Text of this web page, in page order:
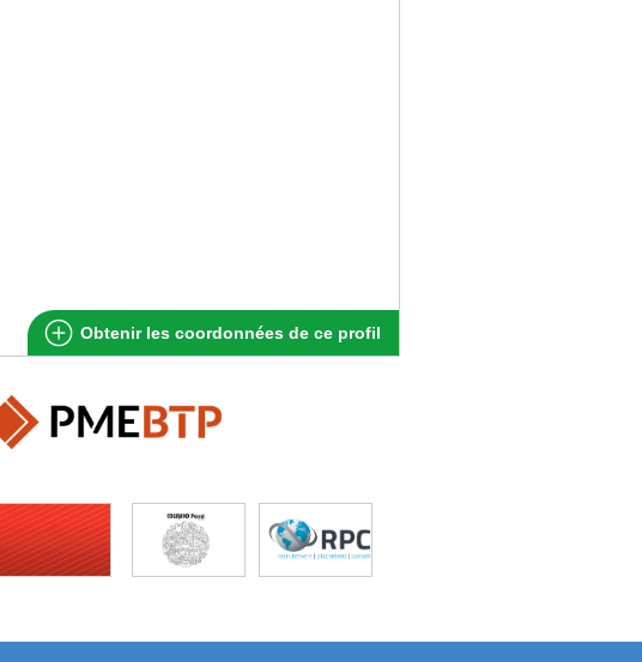
Obtenir les coordonnées de ce profil